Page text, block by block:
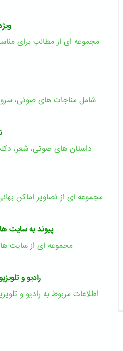
مجموعه ای از مطالب برای
شامل مناجات های صوتی،
داستان های صوتی، شعر،
مجموعه ای از تصاویر اماکن
پیوند به سایت
مجموعه ای از سایت
رادیو و
اطلاعات مربوط به رادیو و